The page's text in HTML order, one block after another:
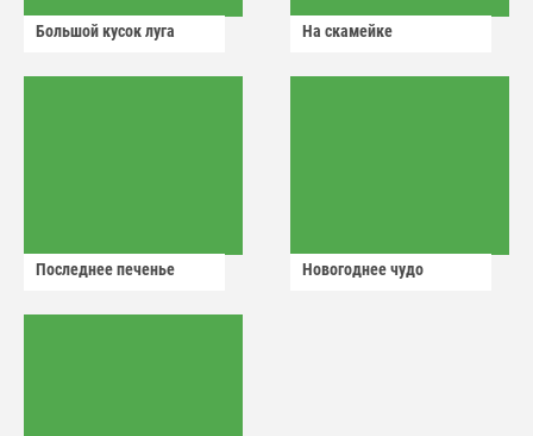
Большой кусок луга На скамейке
Последнее печенье Новогоднее чудо